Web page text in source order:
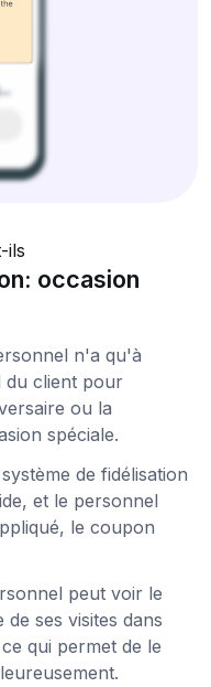
ils
occasion
n'a qu'à
du client pour
ou la
spéciale.
de fidélisation
et le personnel
le coupon
peut voir le
ses visites dans
qui permet de le